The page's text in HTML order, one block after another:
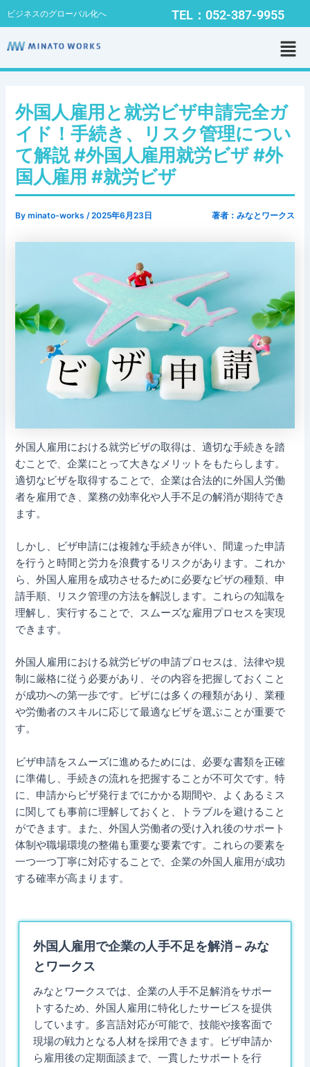
容
を
キ
ビジネスのグローバル化へ TEL：052-387-9955
メ
ニ
ュ
外国人雇用と就労ビザ申請完全ガ
イド！手続き、リスク管理につい
て解説 #外国人雇用就労ビザ #外
国人雇用 #就労ビザ
Byminato-works/2025年6月23日 著者：みなとワークス
外国人雇用における就労ビザの取得は、適切な手続きを踏
むことで、企業にとって大きなメリットをもたらします。
適切なビザを取得することで、企業は合法的に外国人労働
者を雇用でき、業務の効率化や人手不足の解消が期待でき
ます。
しかし、ビザ申請には複雑な手続きが伴い、間違った申請
を行うと時間と労力を浪費するリスクがあります。これか
ら、外国人雇用を成功させるために必要なビザの種類、申
請手順、リスク管理の方法を解説します。これらの知識を
理解し、実行することで、スムーズな雇用プロセスを実現
できます。
外国人雇用における就労ビザの申請プロセスは、法律や規
制に厳格に従う必要があり、その内容を把握しておくこと
が成功への第一歩です。ビザには多くの種類があり、業種
や労働者のスキルに応じて最適なビザを選ぶことが重要で
す。
ビザ申請をスムーズに進めるためには、必要な書類を正確
に準備し、手続きの流れを把握することが不可欠です。特
に、申請からビザ発行までにかかる期間や、よくあるミス
に関しても事前に理解しておくと、トラブルを避けること
ができます。また、外国人労働者の受け入れ後のサポート
体制や職場環境の整備も重要な要素です。これらの要素を
一つ一つ丁寧に対応することで、企業の外国人雇用が成功
する確率が高まります。
外国人雇用で企業の人手不足を解消 – みな
とワークス
みなとワークスでは、企業の人手不足解消をサポー
トするため、外国人雇用に特化したサービスを提供
しています。多言語対応が可能で、技能や接客面で
現場の戦力となる人材を採用できます。ビザ申請か
ら雇用後の定期面談まで、一貫したサポートを行
Post
navigation